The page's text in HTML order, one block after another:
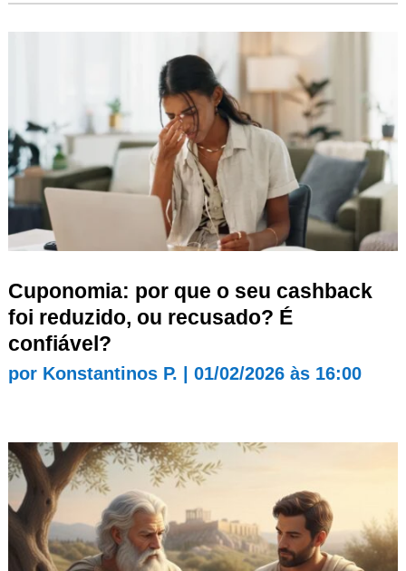
Cuponomia: por que o seu cashback
foi reduzido, ou recusado? É
confiável?
por Konstantinos P. 01/02/2026 às 16:00